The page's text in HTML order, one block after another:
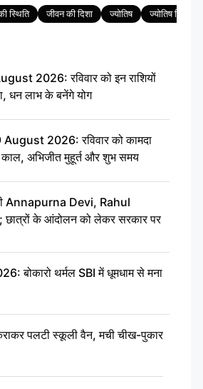
स्थिति जीवन की दिशा ज्योतिष ज्योतिष टिप्स
2026: रविवार को इन राशियों
धन लाभ के बनेंगे योग
2026: रविवार को कामदा
काल, अभिजीत मुहूर्त और शुभ समय
Annapurna Devi, Rahul
छात्रों के आंदोलन को लेकर सरकार पर
बोकारो थर्मल SBI में धूमधाम से मना
पलटी स्कूली वैन, मची चीख-पुकार